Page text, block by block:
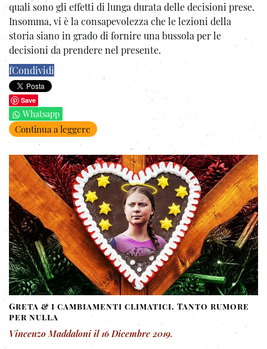
quali sono gli effetti di lunga durata delle decisioni prese.
Insomma, vi è la consapevolezza che le lezioni della
storia siano in grado di fornire una bussola per le
decisioni da prendere nel presente.
fCondividi
Save
Whatsapp
Continua a leggere
Greta & i cambiamenti climatici. Tanto rumore
per nulla
Vincenzo Maddaloni il 16 Dicembre 2019.